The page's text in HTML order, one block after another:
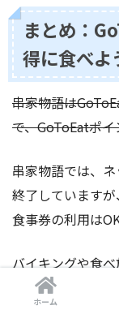
まとめ：
得に食べよ
串家物語は
で、GoToEatポ
串家物語では、
終了しています
食事券の利用は
バイキングや食
す。ぜひこれを
ホーム